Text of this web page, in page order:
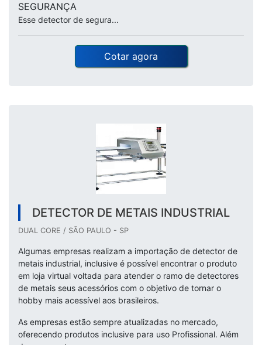
SEGURANÇA
Esse detector de segura...
Cotar agora
DETECTOR DE METAIS INDUSTRIAL
DUAL CORE / SÃO PAULO - SP
Algumas empresas realizam a importação de detector de
metais industrial, inclusive é possível encontrar o produto
em loja virtual voltada para atender o ramo de detectores
de metais seus acessórios com o objetivo de tornar o
hobby mais acessível aos brasileiros.
As empresas estão sempre atualizadas no mercado,
oferecendo produtos inclusive para uso Profissional. Além